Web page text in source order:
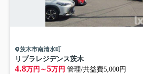
茨木市南清水町
リブラレジデンス茨木
4.8万円～5万円 管理/共益費5,000円